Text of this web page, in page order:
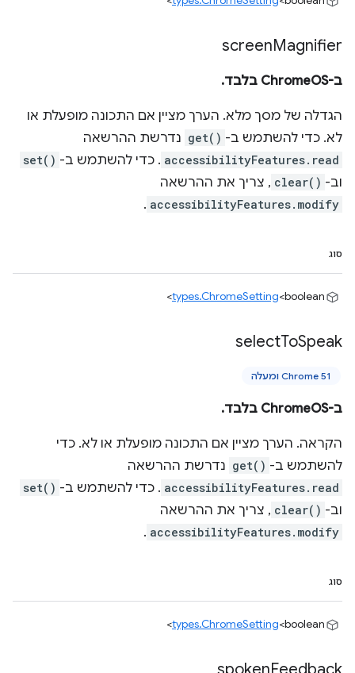
screenMagnifier
ב-ChromeOS בלבד.
הגדלה של מסך מלא. הערך מציין אם התכונה מופעלת או
לא. כדי להשתמש ב- get() נדרשת ההרשאה
accessibilityFeatures.read . כדי להשתמש ב- set()
וב- clear() , צריך את ההרשאה
accessibilityFeatures.modify
.
סוג
types.ChromeSetting<boolean>
selectToSpeak
Chrome 51 ומעלה
ב-ChromeOS בלבד.
הקראה. הערך מציין אם התכונה מופעלת או לא. כדי
להשתמש ב- get() נדרשת ההרשאה
accessibilityFeatures.read . כדי להשתמש ב- set()
וב- clear() , צריך את ההרשאה
accessibilityFeatures.modify
.
סוג
types.ChromeSetting<boolean>